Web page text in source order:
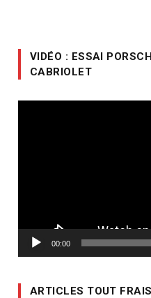
VIDÉO : ESSAI
CABRIOLET
00:00
ARTICLES TOUT